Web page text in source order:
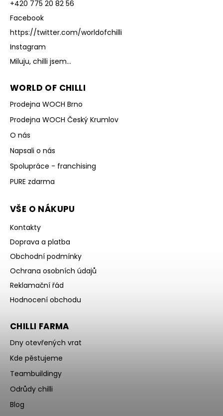
+420 775 20 82 56
Facebook
https://twitter.com/worldofchilli
Instagram
Miluju, chilli jsem...
WORLD OF CHILLI
Prodejna WOCH Brno
Prodejna WOCH Český Krumlov
O nás
Napsali o nás
Spolupráce - franchising
PURE zdarma
VŠE O NÁKUPU
Kontakty
Doprava a platba
Obchodní podmínky
Ochrana osobních údajů
Reklamační řád
Hodnocení obchodu
CHILLI FARMA
Dny otevřených vrat
Kde pěstujeme
Teambuildingy
Odrůdy chilli
Blog